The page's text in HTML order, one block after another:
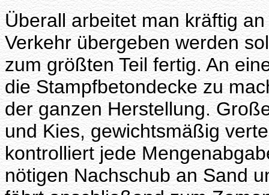
Überall arbeitet man kräftig
Verkehr übergeben werden
zum größten Teil fertig. An
die Stampfbetondecke zu
der ganzen Herstellung.
und Kies, gewichtsmäßig
kontrolliert jede
nötigen Nachschub an Sand